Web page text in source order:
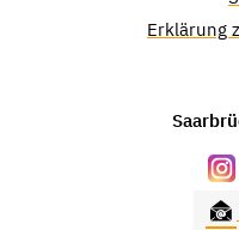
Erklärung